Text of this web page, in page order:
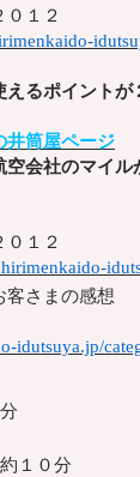
０１２
るポイントが
井筒屋ページ
空会社のマイ
０１２
客さまの感想
idutsuya.jp/
１０分